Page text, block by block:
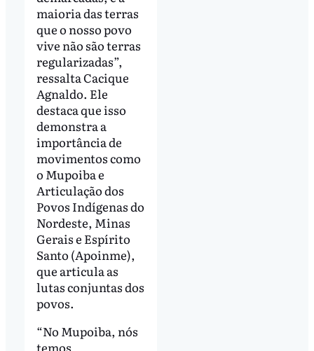
maioria das terras
que o nosso povo
vive não são terras
regularizadas”,
ressalta Cacique
Agnaldo. Ele
destaca que isso
demonstra a
importância de
movimentos como
o Mupoiba e
Articulação dos
Povos Indígenas do
Nordeste, Minas
Gerais e Espírito
Santo (Apoinme),
que articula as
lutas conjuntas dos
povos.
“No Mupoiba, nós
temos